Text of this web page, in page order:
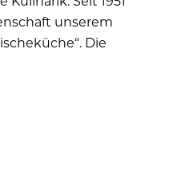
unserem
Die